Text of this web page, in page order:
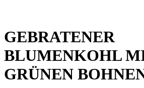
GEBRATENER
BLUMENKOHL
GRÜNEN